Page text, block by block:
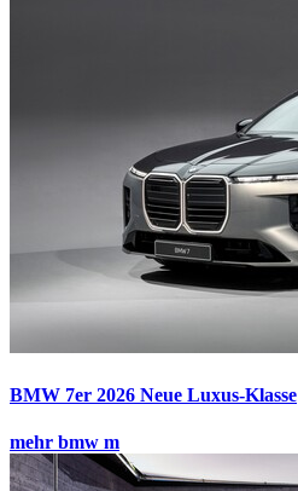
BMW 7er 2026 Neue Luxus-Klasse
mehr bmw m